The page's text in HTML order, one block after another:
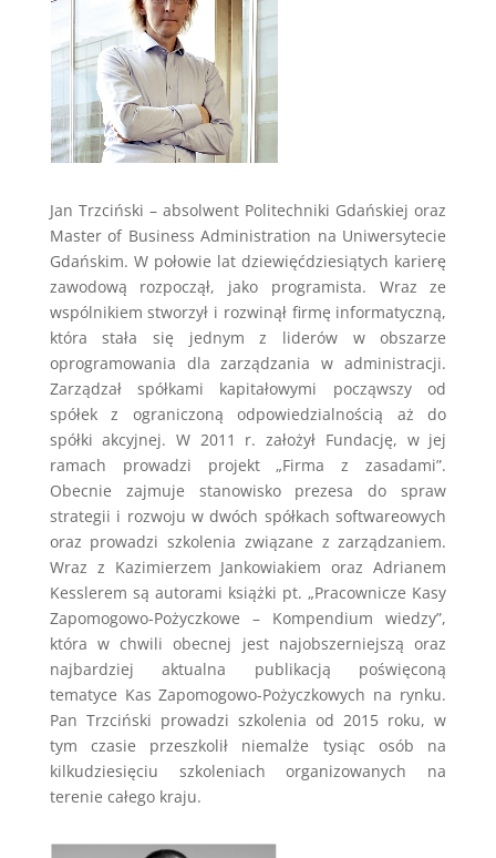
Jan Trzciński – absolwent Politechniki Gdańskiej oraz
Master of Business Administration na Uniwersytecie
Gdańskim. W połowie lat dziewięćdziesiątych karierę
zawodową rozpoczął, jako programista. Wraz ze
wspólnikiem stworzył i rozwinął firmę informatyczną,
która stała się jednym z liderów w obszarze
oprogramowania dla zarządzania w administracji.
Zarządzał spółkami kapitałowymi począwszy od
spółek z ograniczoną odpowiedzialnością aż do
spółki akcyjnej. W 2011 r. założył Fundację, w jej
ramach prowadzi projekt „Firma z zasadami”.
Obecnie zajmuje stanowisko prezesa do spraw
strategii i rozwoju w dwóch spółkach softwareowych
oraz prowadzi szkolenia związane z zarządzaniem.
Wraz z Kazimierzem Jankowiakiem oraz Adrianem
Kesslerem są autorami książki pt. „Pracownicze Kasy
Zapomogowo-Pożyczkowe – Kompendium wiedzy”,
która w chwili obecnej jest najobszerniejszą oraz
najbardziej aktualna publikacją poświęconą
tematyce Kas Zapomogowo-Pożyczkowych na rynku.
Pan Trzciński prowadzi szkolenia od 2015 roku, w
tym czasie przeszkolił niemalże tysiąc osób na
kilkudziesięciu szkoleniach organizowanych na
terenie całego kraju.